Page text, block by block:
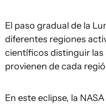
El paso gradual de la
diferentes regiones
científicos distinguir las
provienen de cada
En este eclipse, la